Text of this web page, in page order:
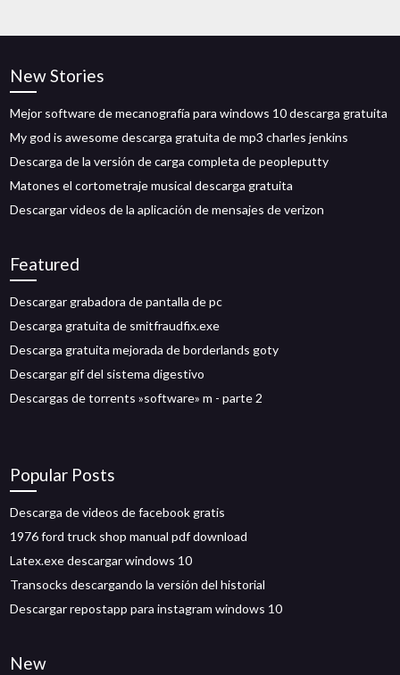
New Stories
Mejor software de mecanografía para windows 10 descarga gratuita
My god is awesome descarga gratuita de mp3 charles jenkins
Descarga de la versión de carga completa de peopleputty
Matones el cortometraje musical descarga gratuita
Descargar videos de la aplicación de mensajes de verizon
Featured
Descargar grabadora de pantalla de pc
Descarga gratuita de smitfraudfix.exe
Descarga gratuita mejorada de borderlands goty
Descargar gif del sistema digestivo
Descargas de torrents »software» m - parte 2
Popular Posts
Descarga de videos de facebook gratis
1976 ford truck shop manual pdf download
Latex.exe descargar windows 10
Transocks descargando la versión del historial
Descargar repostapp para instagram windows 10
New